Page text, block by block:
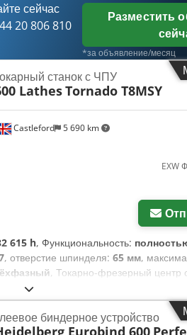
сейчас
20 806 810
Разместить
*за объявление/месяц
Castleford 5 690 km
станок с ЧПУ
LathesTornado T8MSY
EXW
615 h, Функциональность:
, отверстие шпинделя: 65 мм,
, Токарно-фрезерный
стерлингов + НДС
Система управления: ЧПУ FANUC
Западный Йоркшир
характеристики станка •
биндерное устройство
Eurobind 600